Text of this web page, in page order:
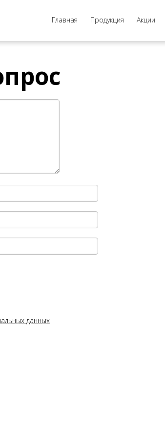
Главная Продукция Акции
данных